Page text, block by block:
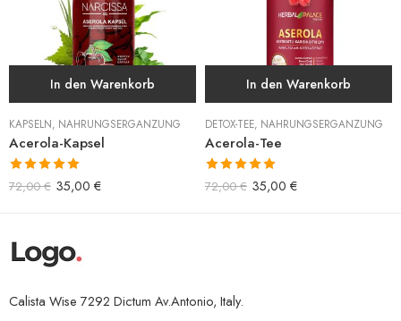
In den Warenkorb
KAPSELN, NAHRUNGSERGÄNZUNG
Acerola-Kapsel
Bewertet mit
5.00von 5
72,00€ 35,00 €
In den Warenkorb
DETOX-TEE, NAHRUNGSERGÄNZUNG
Acerola-Tee
Bewertet mit
5.00von 5
72,00€ 35,00 €
Calista Wise 7292 Dictum Av.Antonio, Italy.